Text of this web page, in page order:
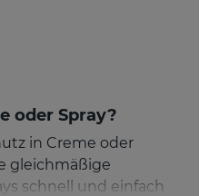
oder Spray?
in Creme oder
gleichmäßige
schnell und einfach